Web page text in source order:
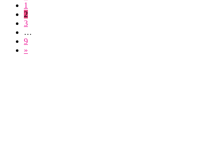
固
定
ペ
ー
ジ
1
固
定
ペ
ー
ジ
2
固
定
ペ
ー
3
…
固
定
9
»